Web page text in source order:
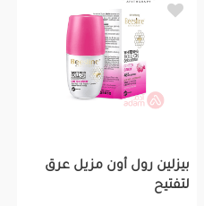
بيزلين رول أون مزيل عرق
لتفتيح